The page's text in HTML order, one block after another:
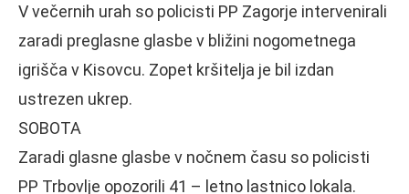
V večernih urah so policisti PP Zagorje intervenirali
zaradi preglasne glasbe v bližini nogometnega
igrišča v Kisovcu. Zopet kršitelja je bil izdan
ustrezen ukrep.
SOBOTA
Zaradi glasne glasbe v nočnem času so policisti
PP Trbovlje opozorili 41 – letno lastnico lokala.